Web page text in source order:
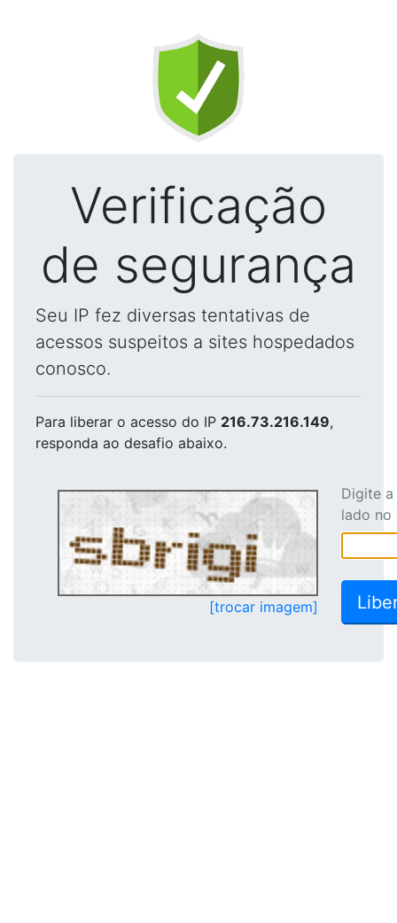
Verificação
de segurança
Seu IP fez diversas tentativas de
acessos suspeitos a sites hospedados
conosco.
Para liberar o acesso do IP 216.73.216.149,
responda ao desafio abaixo.
[trocar imagem]
Digite
lado no